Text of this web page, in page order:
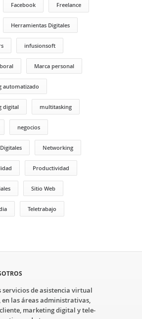
Facebook Freelance
Herramientas Digitales
infusionsoft
Marca personal
automatizado
digital multitasking
negocios
Networking
Productividad
Sitio Web
Teletrabajo
servicios de asistencia virtual
en las áreas administrativas,
marketing digital y tele-